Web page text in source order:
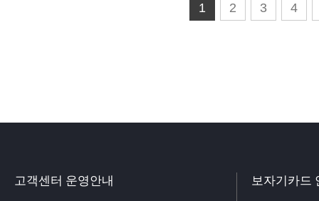
1 2 3 4
고객센터 운영안내 보자기카드